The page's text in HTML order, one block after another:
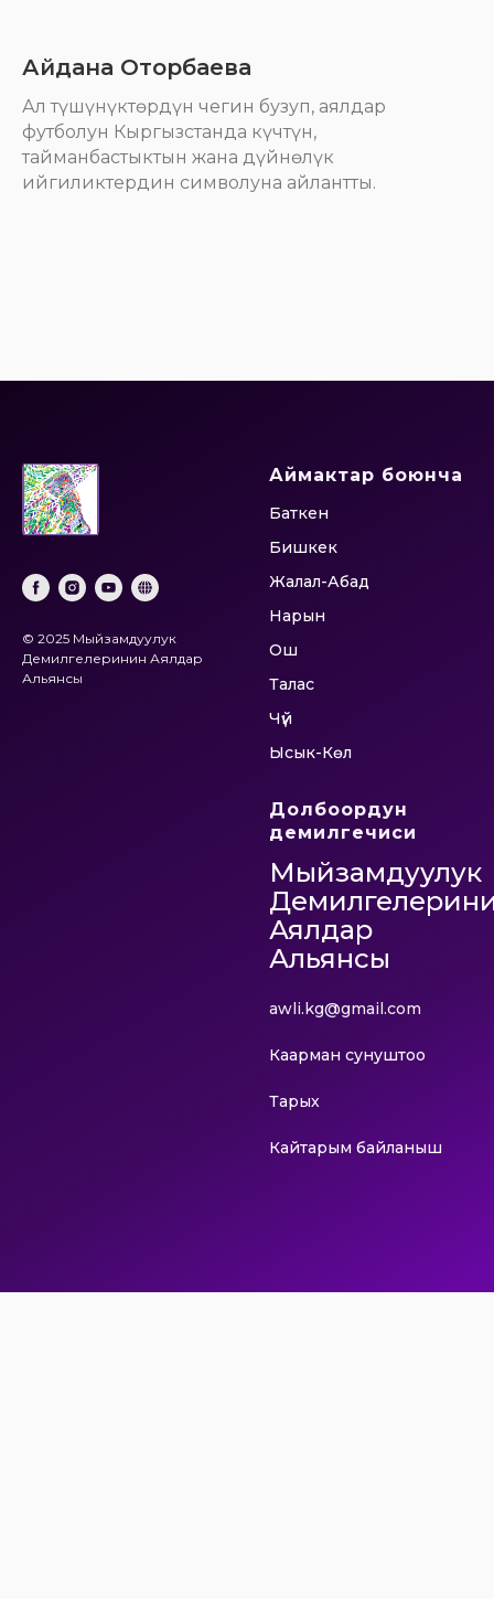
Айдана Оторбаева
Ал түшүнүктөрдүн чегин бузуп, аялдар
футболун Кыргызстанда күчтүн,
тайманбастыктын жана дүйнөлүк
ийгиликтердин символуна айлантты.
© 2025 Мыйзамдуулук
Демилгелеринин Аялдар
Альянсы
Аймактар боюнча
Баткен
Бишкек
Жалал-Абад
Нарын
Ош
Талас
Чүй
Ысык-Көл
Долбоордун
демилгечиси
Мыйзамдуулук
Аялдар
Альянсы
awli.kg@gmail.com
Каарман сунуштоо
Тарых
Кайтарым байланыш